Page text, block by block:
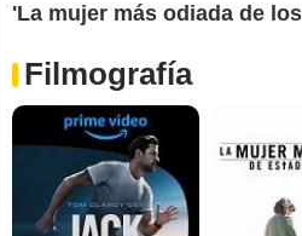
'La mujer más odiada de
Filmografía